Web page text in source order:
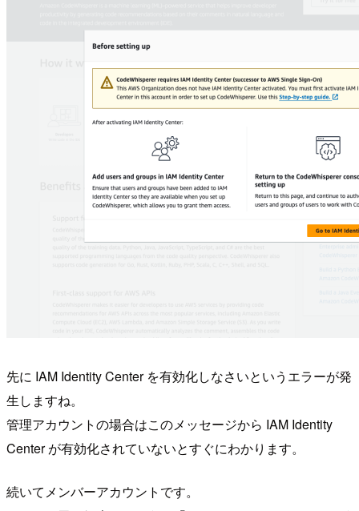
先に IAM Identity Center を有効化しなさいというエラーが発
生しますね。
管理アカウントの場合はこのメッセージから IAM Identity
Center が有効化されていないとすぐにわかります。
続いてメンバーアカウントです。